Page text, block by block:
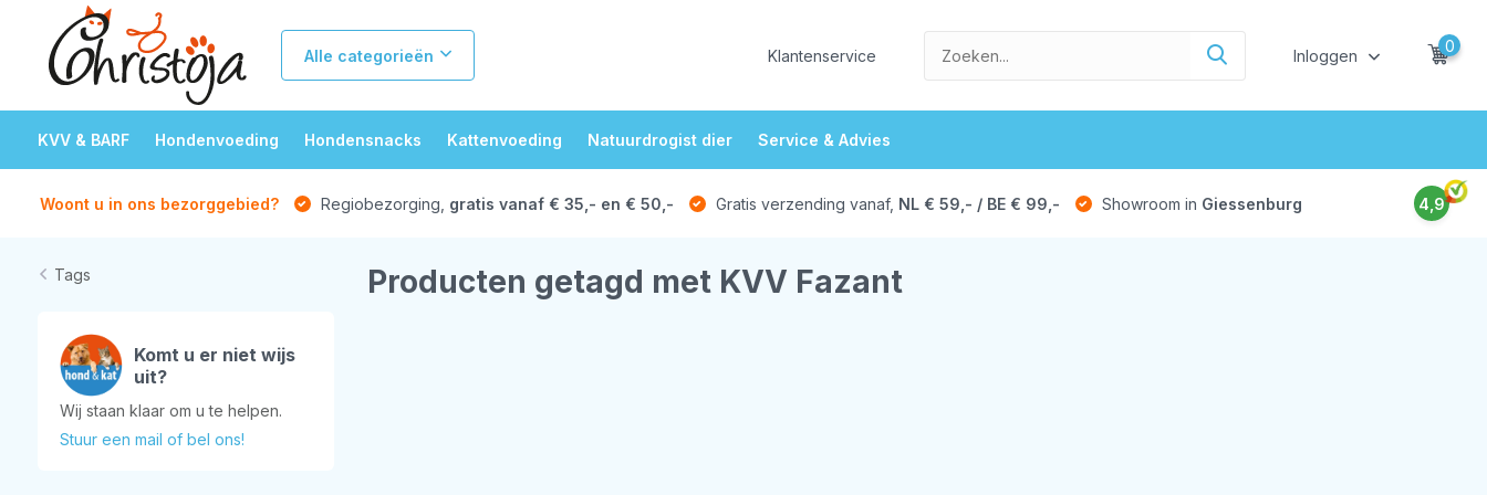
Alle categorieën Klantenservice Inloggen
0
KVV & BARF Hondenvoeding Hondensnacks Kattenvoeding Natuurdrogist dier Service & Advies
Woont u in ons bezorggebied? Regiobezorging, gratis vanaf € 35,- en € 50,- Gratis verzending vanaf, NL € 59,- / BE € 99,- Showroom in Giessenburg 4,9
Tags
Komt u er niet wijs
uit?
Wij staan klaar om u te helpen.
Stuur een mail of bel ons!
Producten getagd met KVV Fazant